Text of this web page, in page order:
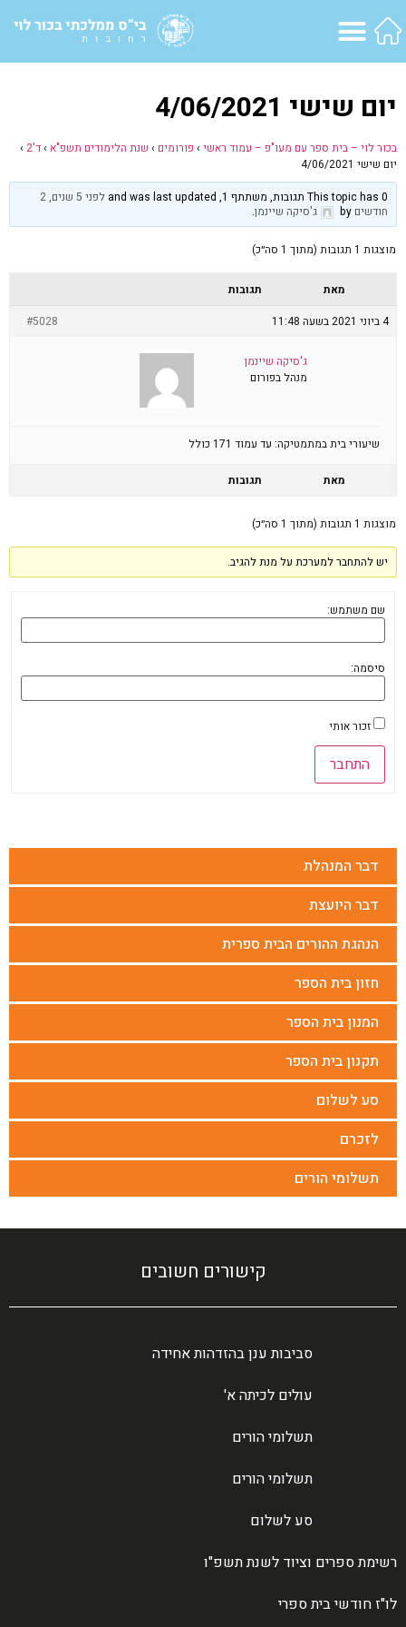
דבר המנהלת
דבר היועצת
הנהגת ההורים הבית ספרית
חזון בית הספר
המנון בית הספר
תקנון בית הספר
סע לשלום
לזכרם
תשלומי הורים
יום שישי 4/06/2021
בכור לוי – בית ספר עם מעו"פ – עמוד ראשי › פורומים › שנת הלימודים תשפ"א ›ד'2
›
יום שישי 4/06/2021
This topic has 0 תגובות, משתתף 1, and was last updated
לפני 5 שנים, 2
חודשים by ג'סיקה שיינמן.
מוצגות 1 תגובות (מתוך 1 סה״כ)
מאת
תגובות
4 ביוני 2021 בשעה 11:48
#5028
ג'סיקה שיינמן
מנהל בפורום
שיעורי בית במתמטיקה: עד עמוד 171 כולל
מאת תגובות
מוצגות 1 תגובות (מתוך 1 סה״כ)
יש להתחבר למערכת על מנת להגיב.
שם משתמש:
סיסמה:
זכור אותי
התחבר
קישורים חשובים
סביבות ענן בהזדהות אחידה
עולים לכיתה א'
תשלומי הורים
תשלומי הורים
סע לשלום
רשימת ספרים וציוד לשנת תשפ"ו
לו"ז חודשי בית ספרי